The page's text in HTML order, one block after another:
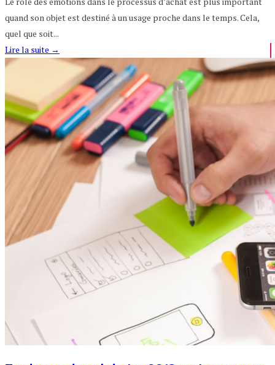
quand son objet est destiné à un usage proche dans le temps. Cela,
quel que soit...
Lire la suite →